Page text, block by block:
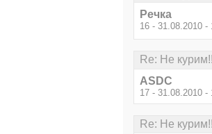
Речка
16 - 31.08.2010 -
Re: Не
ASDC
17 - 31.08.2010 -
Re: Не